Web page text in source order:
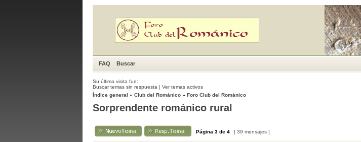
FAQ Buscar
Su última visita fue:
Buscar temas sin respuesta | Ver temas activos
Índice general » Club del Románico » Foro Club del Románico
Sorprendente románico rural
Página 3 de 4 [ 39 mensajes ]